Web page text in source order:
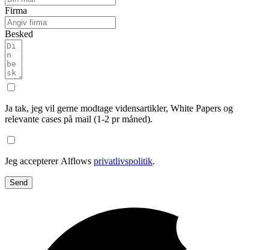
Firma
Besked
Ja tak, jeg vil gerne modtage vidensartikler, White Papers og
relevante cases på mail (1-2 pr måned).
Jeg accepterer Alflows privatlivspolitik.
Send